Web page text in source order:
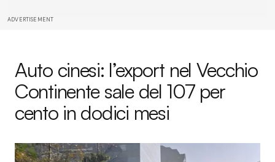
ADVERTISEMENT
Auto cinesi: l’export nel Vecchio
Continente sale del 107 per
cento in dodici mesi